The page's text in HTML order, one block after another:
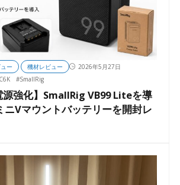
ー 機材レビュー
2026年5月27日
#SmallRig
源強化】SmallRig VB99 Liteを導
ニVマウントバッテリーを開封レ